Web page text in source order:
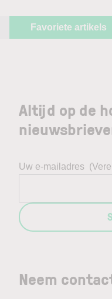
Favoriete artikels
Neem
Altijd op de
Uw e-mailadres